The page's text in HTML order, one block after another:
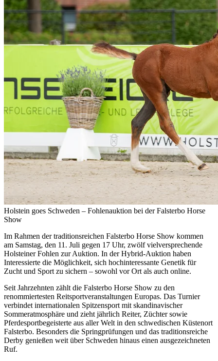
Holstein goes Schweden – Fohlenauktion bei der Falsterbo Horse
Show
Im Rahmen der traditionsreichen Falsterbo Horse Show kommen
am Samstag, den 11. Juli gegen 17 Uhr, zwölf vielversprechende
Holsteiner Fohlen zur Auktion. In der Hybrid-Auktion haben
Interessierte die Möglichkeit, sich hochinteressante Genetik für
Zucht und Sport zu sichern – sowohl vor Ort als auch online.
Seit Jahrzehnten zählt die Falsterbo Horse Show zu den
renommiertesten Reitsportveranstaltungen Europas. Das Turnier
verbindet internationalen Spitzensport mit skandinavischer
Sommeratmosphäre und zieht jährlich Reiter, Züchter sowie
Pferdesportbegeisterte aus aller Welt in den schwedischen Küstenort
Falsterbo. Besonders die Springprüfungen und das traditionsreiche
Derby genießen weit über Schweden hinaus einen ausgezeichneten
Ruf.